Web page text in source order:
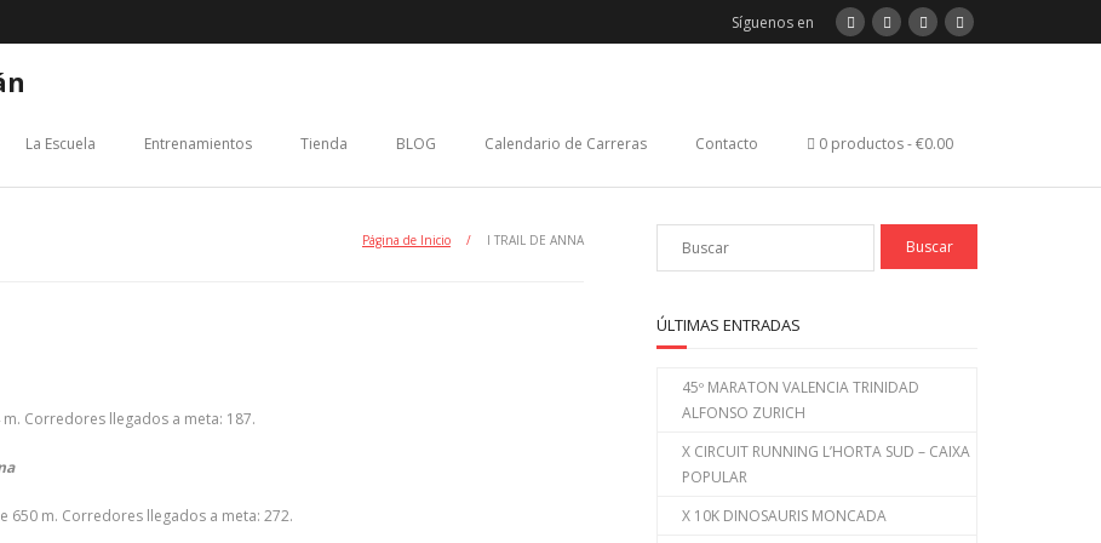
Síguenos en
La Escuela Entrenamientos Tienda BLOG Calendario de Carreras Contacto 0 productos €0.00
Página de Inicio / I TRAIL DE ANNA
Corredores llegados a meta: 187.
650 m. Corredores llegados a meta: 272.
ÚLTIMAS ENTRADAS
45º MARATON VALENCIA TRINIDAD
ALFONSO ZURICH
X CIRCUIT RUNNING L’HORTA SUD – CAIXA
POPULAR
X 10K DINOSAURIS MONCADA